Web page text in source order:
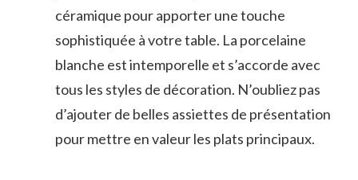
céramique pour apporter une ‍touche
sophistiquée ⁢à votre table. La porcelaine
blanche est intemporelle et s’accorde avec
tous les styles de décoration. N’oubliez ‌pas
d’ajouter de belles‌ assiettes de⁣ présentation
pour mettre en valeur les plats principaux.